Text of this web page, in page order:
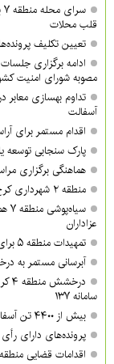
قلب محلات
تعیین تکلیف پرونده‌های
مصوبه شورای امنیت
آسفالت
اقدام مستمر برای آراستگی
پارک سنجابی توسعه
هماهنگی برگزاری
منطقه ۲ شهرداری کرج پیشتاز اجرای قانون حدنگار در میان مناطق شد
عزاداران
تمهیدات منطقه ۵ برای میزبانی شایسته از زائران مراسم وداع با رهبر شهید
آبرسانی مستمر به درختان
سامانه ۱۳۷
بیش از ۴۴۰۰ تن آسفالت در منطقه ۲ کرج توزیع شد
پرونده‌های دارای رأی اعاده
اقدامات قضایی منطقه ۵ کرج در وصول چک‌های برگشتی